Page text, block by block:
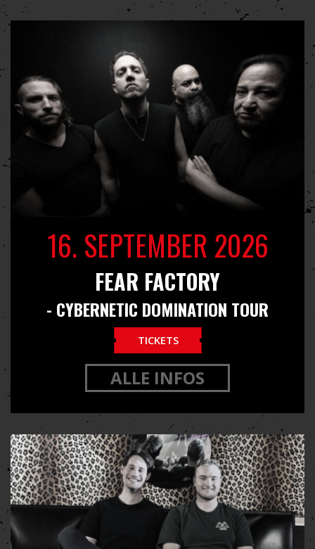
16. SEPTEMBER 2026
FEAR FACTORY
- CYBERNETIC DOMINATION TOUR
TICKETS
ALLE INFOS